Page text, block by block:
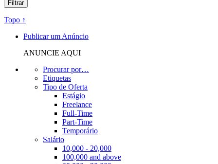
Topo ↑
Publicar um Anúncio
ANUNCIE AQUI
Procurar por…
Etiquetas
Tipo de Oferta
Estágio
Freelance
Full-Time
Part-Time
Temporário
Salário
10,000 - 20,000
100,000 and above